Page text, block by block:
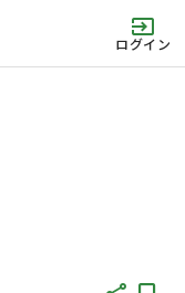
ログイン